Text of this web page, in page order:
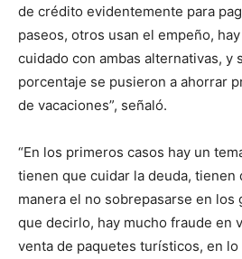
de crédito evidentemente para
paseos, otros usan el empeño,
cuidado con ambas alternativas, y
porcentaje se pusieron a ahorrar
de vacaciones”, señaló.
“En los primeros casos hay un
tienen que cuidar la deuda, tienen
manera el no sobrepasarse en los
que decirlo, hay mucho fraude en
venta de paquetes turísticos, en